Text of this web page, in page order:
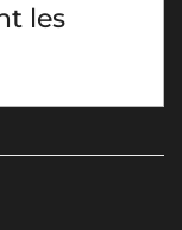
les